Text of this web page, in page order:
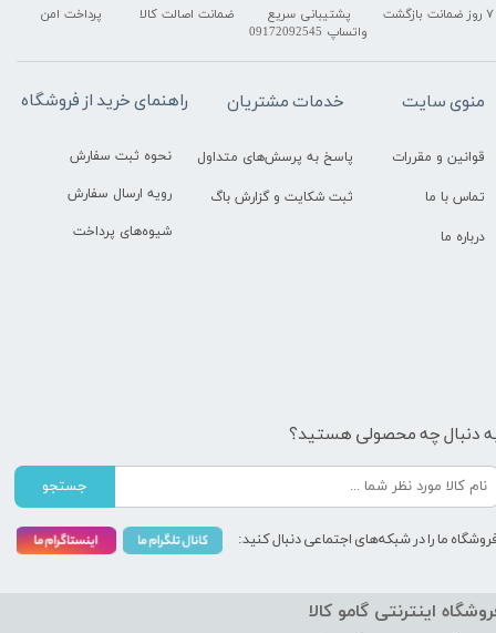
اینترنتی گامو کالا
پشتیبانی سریع
واتساپ 09172092545
پرداخت امن ۷ روز ضمانت بازگشت ضمانت اصالت کالا
راهنمای خرید از فروشگاه
نحوه ثبت سفارش
رویه ارسال سفارش
شیوه‌های پرداخت
خدمات مشتریان
پاسخ به پرسش‌های متداول
ثبت شکایت و گزارش باگ
منوی سایت
قوانین و مقررات
تماس با ما
درباره ما
دنبال چه محصولی هستید؟
جستجو
ما را در شبکه‌های اجتماعی دنبال کنید: